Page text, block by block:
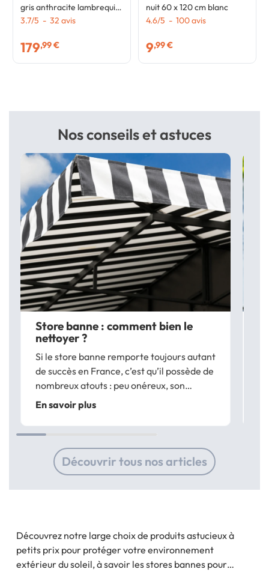
gris anthracite lambrequin
H.1,50 M
3.7/5 - 32 avis
179,99 €
nuit 60 x 120 cm blanc
4.6/5 - 100avis
9,99 €
Nos conseils et astuces
Store banne : comment bien le
nettoyer ?
Si le store banne remporte toujours autant
de succès en France, c’est qu’il possède de
nombreux atouts : peu onéreux, son
installation ne nécessite aucuns gros
travaux. De plus c’est un produit qui
propose une large variété de modèles.
En savoir plus
Découvrir tous nos articles
Découvrez notre large choix de produits astucieux à
petits prix pour protéger votre environnement
extérieur du soleil, à savoir les stores bannes pour